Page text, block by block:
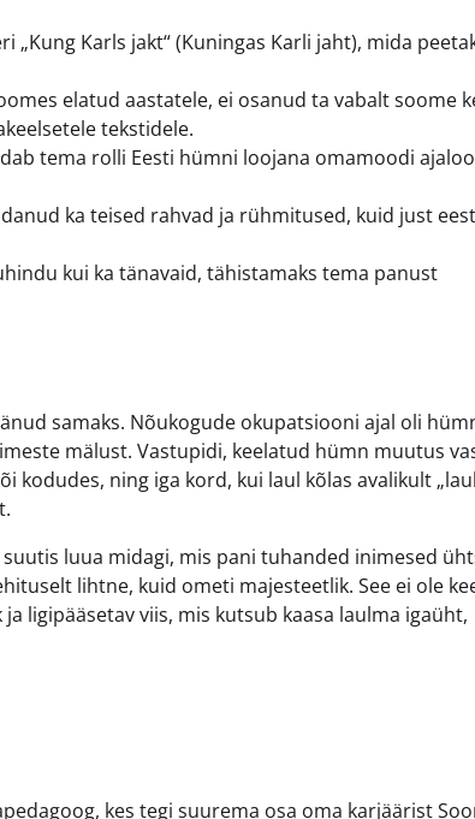
„Kung Karls jakt“ (Kuningas Karli jaht), mida
elatud aastatele, ei osanud ta vabalt soome
tekstidele.
tema rolli Eesti hümni loojana omamoodi
ka teised rahvad ja rühmitused, kuid just
kui ka tänavaid, tähistamaks tema panust
samaks. Nõukogude okupatsiooni ajal oli
mälust. Vastupidi, keelatud hümn muutus
kodudes, ning iga kord, kui laul kõlas avalikult
luua midagi, mis pani tuhanded inimesed
lihtne, kuid ometi majesteetlik. See ei ole
ligipääsetav viis, mis kutsub kaasa laulma igaüht,
kes tegi suurema osa oma karjäärist